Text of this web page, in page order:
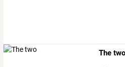
The two